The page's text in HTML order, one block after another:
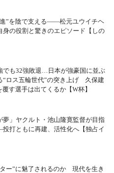
”を陰で支える――松元ユウイチヘ
身の役割と驚きのエピソード【しの
でも32強敗退…日本が強豪国に並ぶ
ロス五輪世代”の突き上げ 久保建
す選手は出てくるか【W杯】
夢」ヤクルト・池山隆寛監督が目指
打ともに再建、活性化へ【独占イ
ー”に魅了されるのか 現代を生き